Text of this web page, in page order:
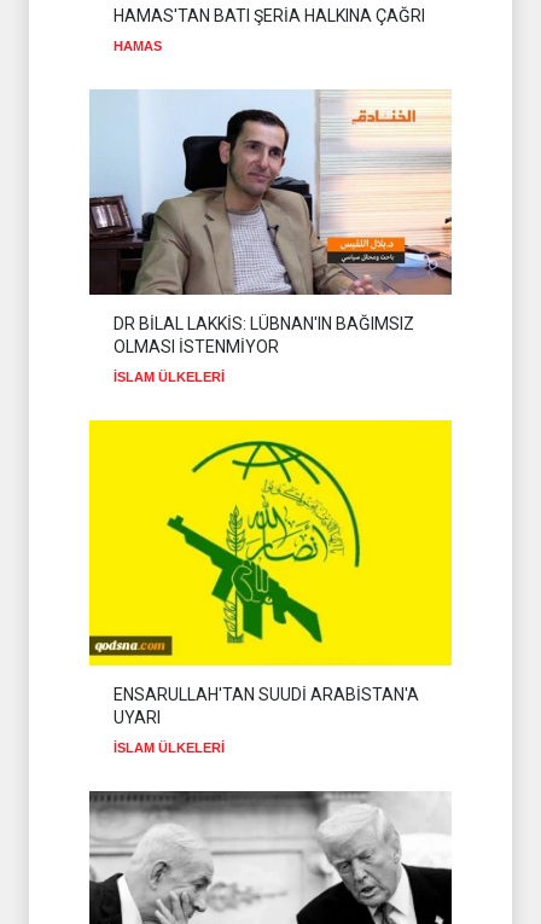
GAZZE 02 Ağustos 2026
HAMAS'TAN BATI ŞERİA HALKINA ÇAĞRI
HAMAS
DR BİLAL LAKKİS: LÜBNAN'IN BAĞIMSIZ
OLMASI İSTENMİYOR
İSLAM ÜLKELERİ
ENSARULLAH'TAN SUUDİ ARABİSTAN'A
UYARI
İSLAM ÜLKELERİ